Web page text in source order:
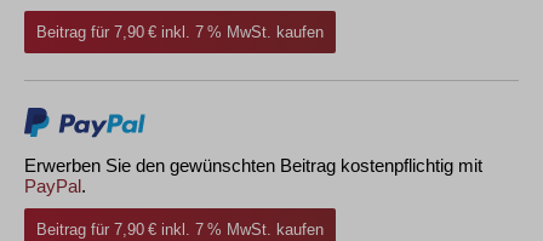
Beitrag für 7,90 € inkl. 7 % MwSt. kaufen
Erwerben Sie den gewünschten Beitrag kostenpflichtig mit
PayPal.
Beitrag für 7,90 € inkl. 7 % MwSt. kaufen